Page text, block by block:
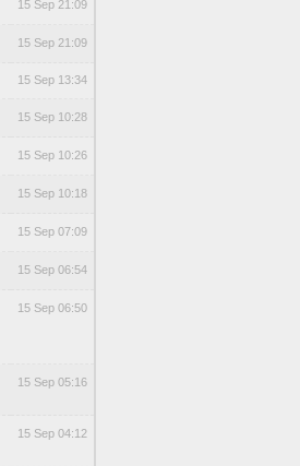
15 Sep 21:09
15 Sep 21:09
15 Sep 13:34
15 Sep 10:28
15 Sep 10:26
15 Sep 10:18
15 Sep 07:09
15 Sep 06:54
15 Sep 06:50
15 Sep 05:16
15 Sep 04:12